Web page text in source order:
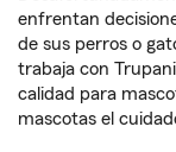
enfrentan
de sus perros o
trabaja con
calidad para
mascotas el